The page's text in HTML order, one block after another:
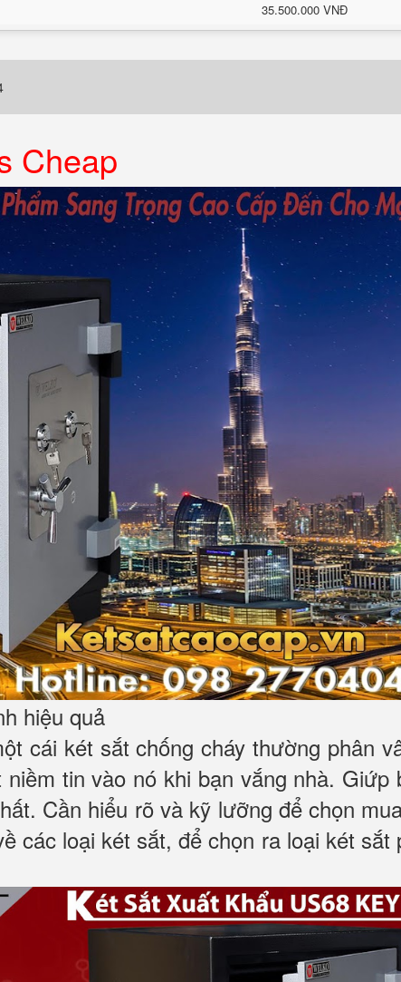
35.500.000 VNĐ
Cheap
hiệu quả
cái két sắt chống cháy thường phân
tin vào nó khi bạn vắng nhà. Giứp
Cần hiểu rõ và kỹ lưỡng để chọn
các loại két sắt, để chọn ra loại két sắt